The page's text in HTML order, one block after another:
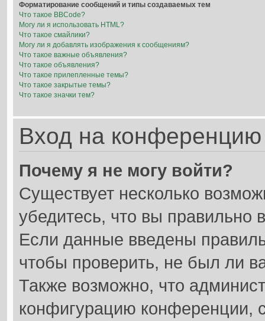
Форматирование сообщений и типы создаваемых тем
Что такое BBCode?
Могу ли я использовать HTML?
Что такое смайлики?
Могу ли я добавлять изображения к сообщениям?
Что такое важные объявления?
Что такое объявления?
Что такое прилепленные темы?
Что такое закрытые темы?
Что такое значки тем?
Вход на конференцию
Почему я не могу войти?
Существует несколько
убедитесь, что вы правильно
Если данные введены
чтобы проверить, не был ли
Также возможно, что
конфигурацию конференции,